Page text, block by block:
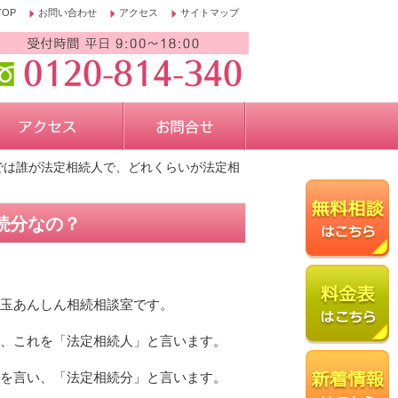
お問い合わせ アクセス サイトマップ
は誰が法定相続人で、どれくらいが法定相
分なの？
あんしん相続相談室です。
これを「法定相続人」と言います。
言い、「法定相続分」と言います。